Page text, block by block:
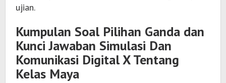
ujian.
Kumpulan Soal Pilihan Ganda dan
Kunci Jawaban Simulasi Dan
Komunikasi Digital X Tentang
Kelas Maya